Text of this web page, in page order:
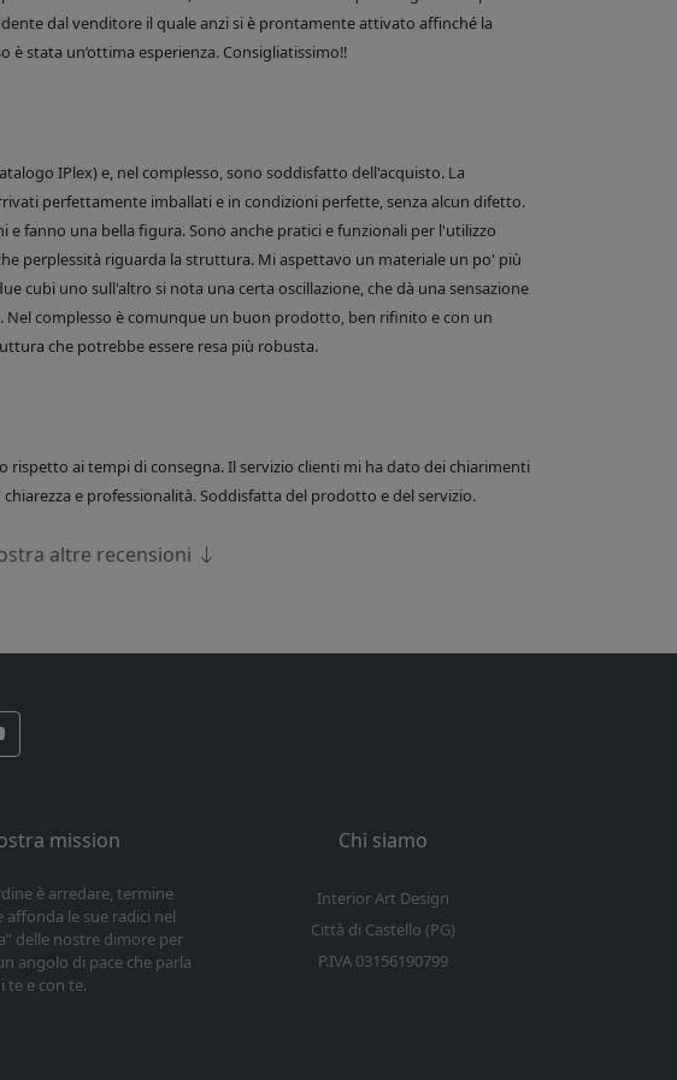
dal venditore il quale anzi si è prontamente attivato affinché la
è stata un’ottima esperienza. Consigliatissimo!!
IPlex) e, nel complesso, sono soddisfatto dell'acquisto. La
perfettamente imballati e in condizioni perfette, senza alcun difetto.
fanno una bella figura. Sono anche pratici e funzionali per l'utilizzo
perplessità riguarda la struttura. Mi aspettavo un materiale un po' più
cubi uno sull'altro si nota una certa oscillazione, che dà una sensazione
complesso è comunque un buon prodotto, ben rifinito e con un
che potrebbe essere resa più robusta.
ai tempi di consegna. Il servizio clienti mi ha dato dei chiarimenti
e professionalità. Soddisfatta del prodotto e del servizio.
altre recensioni
mission
è arredare, termine
affonda le sue radici nel
delle nostre dimore per
angolo di pace che parla
te e con te.
Chi siamo
Interior Art Design
Città di Castello (PG)
P.IVA 03156190799